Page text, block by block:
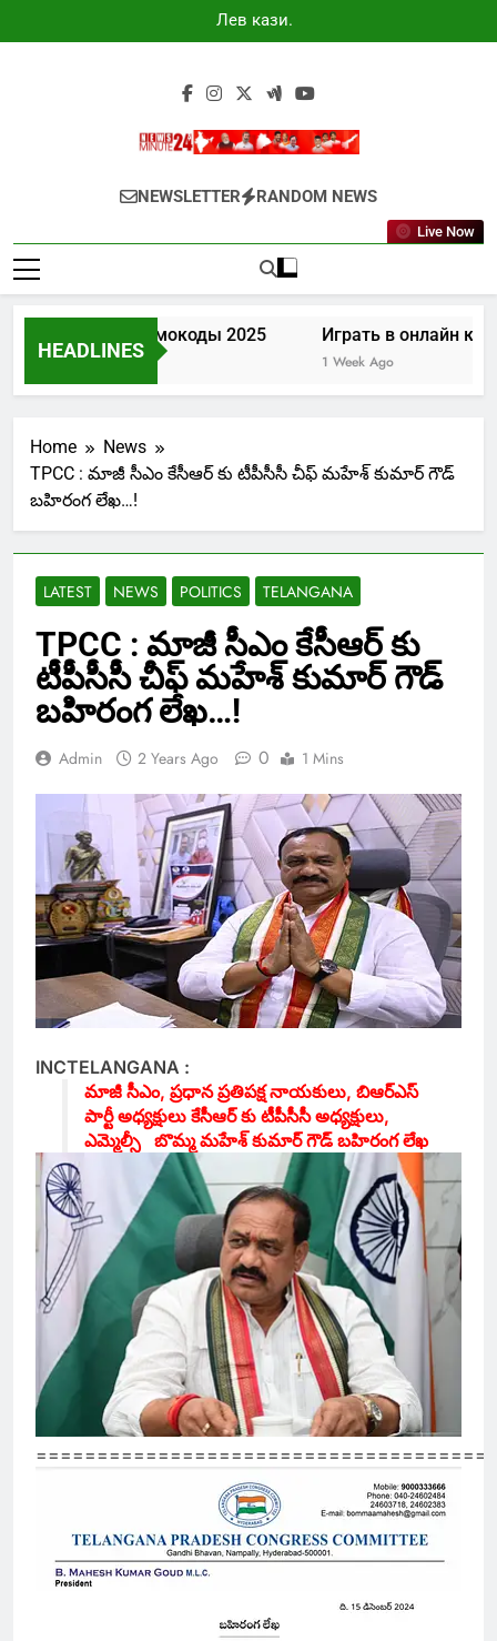
to
Лев казино
промокоды
Newsminute24
Get All Updated Telugu News
NEWSLETTER RANDOM NEWS
Live Now
HEADLINES
казино промокоды 2025
Ago
Играть в онлайн казино
1 Week Ago
Home
News
TPCC : మాజీ సీఎం కేసీఆర్ కు టీపీసీసీ చీఫ్ మహేశ్ కుమార్ గౌడ్
బహిరంగ లేఖ…!
LATEST NEWS POLITICS TELANGANA
TPCC : మాజీ సీఎం కేసీఆర్ కు
టీపీసీసీ చీఫ్ మహేశ్ కుమార్ గౌడ్
బహిరంగ లేఖ…!
Admin 2 Years Ago 0 1 Mins
INCTELANGANA :
మాజీ సీఎం, ప్రధాన ప్రతిపక్ష నాయకులు, బిఆర్ఎస్
పార్టీ అధ్యక్షులు కేసీఆర్ కు టీపీసీసీ అధ్యక్షులు,
ఎమ్మెల్సీ బొమ్మ మహేశ్ కుమార్ గౌడ్ బహిరంగ లేఖ